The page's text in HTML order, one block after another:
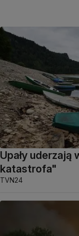
Upały
katastrofa"
TVN24